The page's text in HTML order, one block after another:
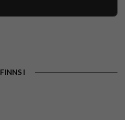
FINNS I